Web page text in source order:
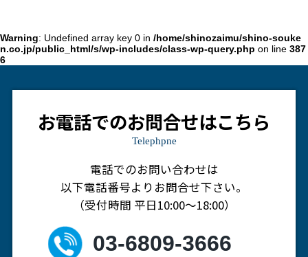
Warning: Undefined array key 0 in /home/shinozaimu/shino-souke
n.co.jp/public_html/s/wp-includes/class-wp-query.php on line 387
6
お電話でのお問合せはこちら
Telephpne
電話でのお問い合わせは
以下電話番号よりお問合せ下さい。
（受付時間 平日10:00～18:00）
03-6809-3666